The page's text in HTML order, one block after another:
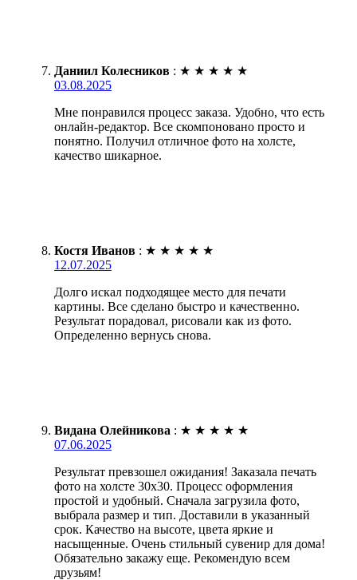
Даниил Колесников : ★ ★ ★ ★ ★
03.08.2025
Мне понравился процесс заказа. Удобно, что есть
онлайн-редактор. Все скомпоновано просто и
понятно. Получил отличное фото на холсте,
качество шикарное.
Костя Иванов : ★ ★ ★ ★ ★
12.07.2025
Долго искал подходящее место для печати
картины. Все сделано быстро и качественно.
Результат порадовал, рисовали как из фото.
Определенно вернусь снова.
Видана Олейникова : ★ ★ ★ ★ ★
07.06.2025
Результат превзошел ожидания! Заказала печать
фото на холсте 30х30. Процесс оформления
простой и удобный. Сначала загрузила фото,
выбрала размер и тип. Доставили в указанный
срок. Качество на высоте, цвета яркие и
насыщенные. Очень стильный сувенир для дома!
Обязательно закажу еще. Рекомендую всем
друзьям!